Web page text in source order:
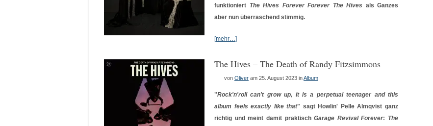
funktioniert The Hives Forever Forever The Hives als Ganzes
aber nun überraschend stimmig.
[mehr…]
The Hives – The Death of Randy Fitzsimmons
von Oliver am 25. August 2023 inAlbum
"Rock'n'roll can't grow up, it is a perpetual teenager and this
album feels exactly like that" sagt Howlin' Pelle Almqvist ganz
richtig und meint damit praktischGarage Revival Forever: The